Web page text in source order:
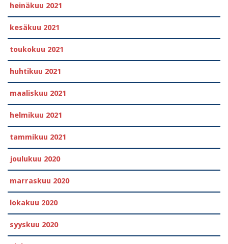
heinäkuu 2021
kesäkuu 2021
toukokuu 2021
huhtikuu 2021
maaliskuu 2021
helmikuu 2021
tammikuu 2021
joulukuu 2020
marraskuu 2020
lokakuu 2020
syyskuu 2020